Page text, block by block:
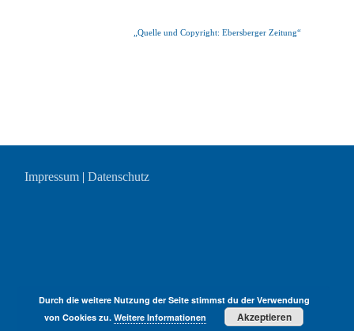
„Quelle und Copyright: Ebersberger Zeitung“
Impressum |Datenschutz
Durch die weitere Nutzung der Seite stimmst du der Verwendung
von Cookies zu.Weitere Informationen Akzeptieren